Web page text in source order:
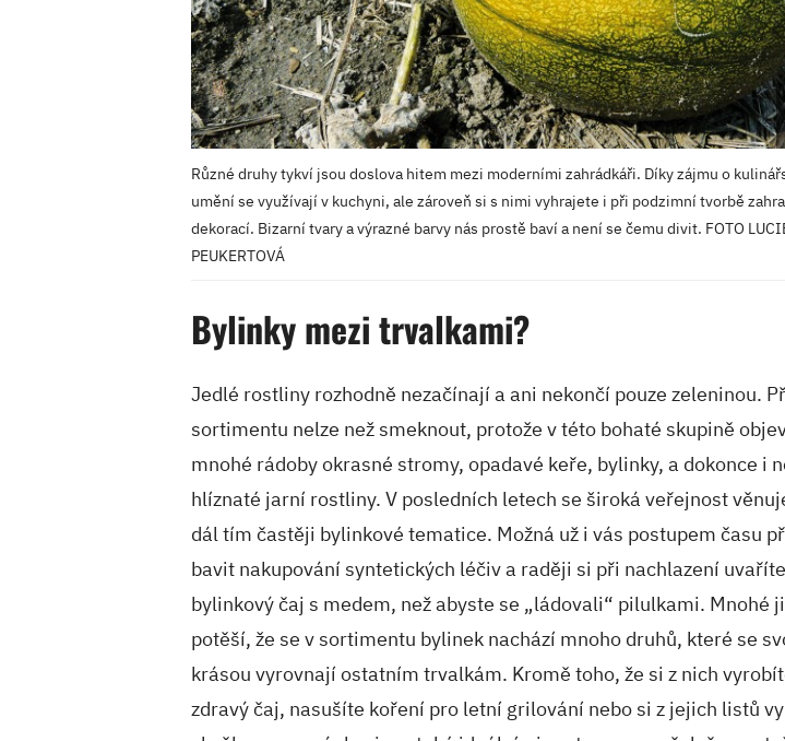
Různé druhy tykví jsou doslova hitem mezi moderními zahrádkáři. Díky zájmu o
umění se využívají v kuchyni, ale zároveň si s nimi vyhrajete i při podzimní tvorbě
dekorací. Bizarní tvary a výrazné barvy nás prostě baví a není se čemu divit. FOTO
PEUKERTOVÁ
Bylinky mezi trvalkami?
Jedlé rostliny rozhodně nezačínají a ani nekončí pouze zeleninou.
sortimentu nelze než smeknout, protože v této bohaté skupině
mnohé rádoby okrasné stromy, opadavé keře, bylinky, a dokonce i
hlíznaté jarní rostliny. V posledních letech se široká veřejnost
dál tím častěji bylinkové tematice. Možná už i vás postupem času
bavit nakupování syntetických léčiv a raději si při nachlazení uvaříte
bylinkový čaj s medem, než abyste se „ládovali“ pilulkami. Mnohé
potěší, že se v sortimentu bylinek nachází mnoho druhů, které se
krásou vyrovnají ostatním trvalkám. Kromě toho, že si z nich
zdravý čaj, nasušíte koření pro letní grilování nebo si z jejich listů
V